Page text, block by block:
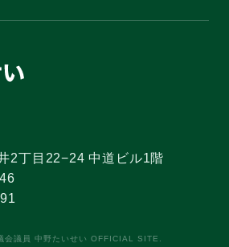
2丁目22−24 中道ビル1階
議員 中野たいせい OFFICIAL SITE.